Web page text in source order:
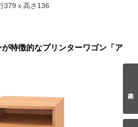
379ｘ高さ136
特徴的なプリンターワゴン「ア